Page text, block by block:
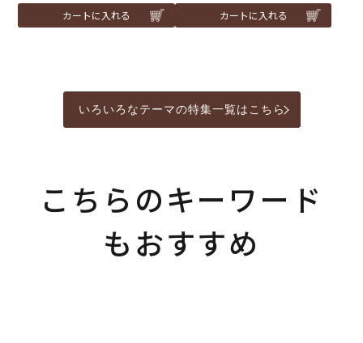
カートに入れる カートに入れる
いろいろなテーマの特集一覧はこちら
こちらのキーワード
もおすすめ